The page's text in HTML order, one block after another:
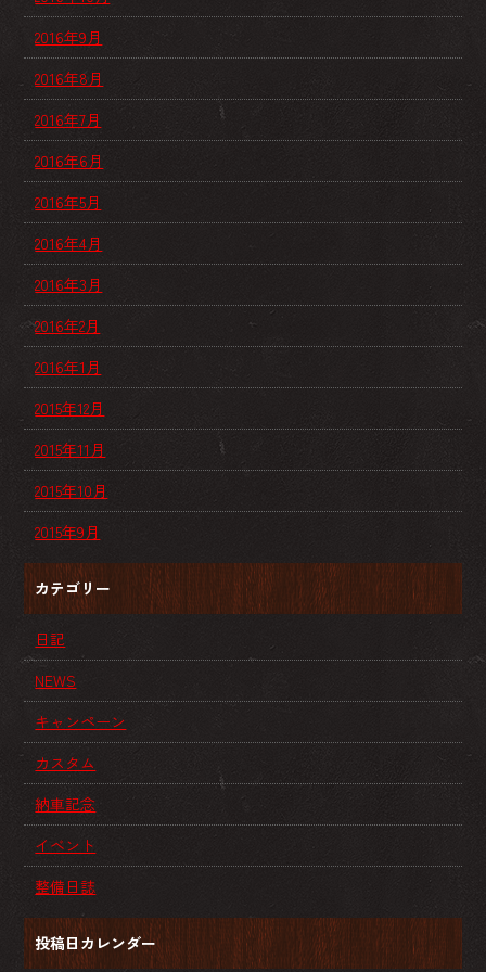
2016年9月
2016年8月
2016年7月
2016年6月
2016年5月
2016年4月
2016年3月
2016年2月
2016年1月
2015年12月
2015年11月
2015年10月
2015年9月
カテゴリー
日記
NEWS
キャンペーン
カスタム
納車記念
イベント
整備日誌
投稿日カレンダー